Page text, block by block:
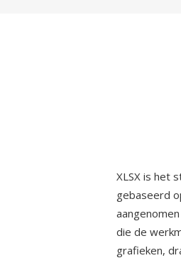
XLSX is het
gebaseerd
die de
grafieken,